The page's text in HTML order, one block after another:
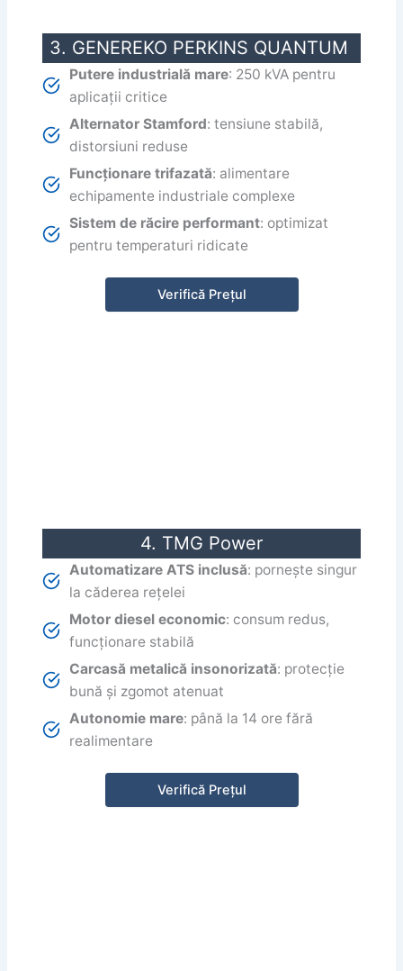
3. GENEREKO PERKINS QUANTUM
Putere industrială mare: 250 kVA pentru
aplicații critice
Alternator Stamford: tensiune stabilă,
distorsiuni reduse
Funcționare trifazată: alimentare
echipamente industriale complexe
Sistem de răcire performant: optimizat
pentru temperaturi ridicate
Verifică Prețul
4. TMG Power
Automatizare ATS inclusă: pornește singur
la căderea rețelei
Motor diesel economic: consum redus,
funcționare stabilă
Carcasă metalică insonorizată: protecție
bună și zgomot atenuat
Autonomie mare: până la 14 ore fără
realimentare
Verifică Prețul